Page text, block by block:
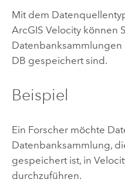
Mit dem
ArcGIS Velocitykönnen
Datenbanksammlungen
DB gespeichert sind.
Beispiel
Ein Forscher möchte
Datenbanksammlung,
gespeichert ist, in
durchzuführen.